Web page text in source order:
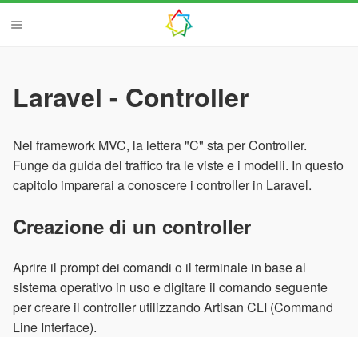
Laravel - Controller
Nel framework MVC, la lettera "C" sta per Controller.
Funge da guida del traffico tra le viste e i modelli. In questo
capitolo imparerai a conoscere i controller in Laravel.
Creazione di un controller
Aprire il prompt dei comandi o il terminale in base al
sistema operativo in uso e digitare il comando seguente
per creare il controller utilizzando Artisan CLI (Command
Line Interface).